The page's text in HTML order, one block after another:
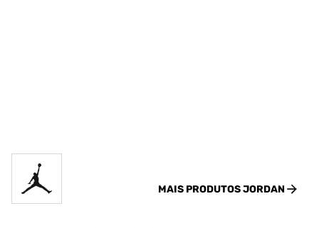
MAIS PRODUTOSJORDAN